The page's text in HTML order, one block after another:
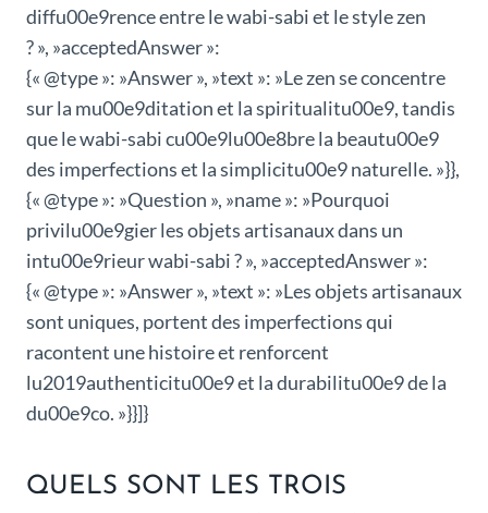
diffu00e9rence entre le wabi-sabi et le style zen
? », »acceptedAnswer »:
{« @type »: »Answer », »text »: »Le zen se concentre
sur la mu00e9ditation et la spiritualitu00e9, tandis
que le wabi-sabi cu00e9lu00e8bre la beautu00e9
des imperfections et la simplicitu00e9 naturelle. »}},
{« @type »: »Question », »name »: »Pourquoi
privilu00e9gier les objets artisanaux dans un
intu00e9rieur wabi-sabi ? », »acceptedAnswer »:
{« @type »: »Answer », »text »: »Les objets artisanaux
sont uniques, portent des imperfections qui
racontent une histoire et renforcent
lu2019authenticitu00e9 et la durabilitu00e9 de la
du00e9co. »}}]}
QUELS SONT LES TROIS